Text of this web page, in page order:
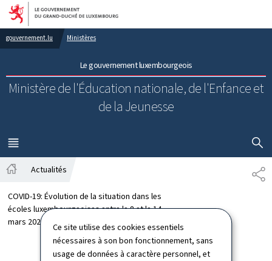
Ce site utilise des cookies essentiels
nécessaires à son bon fonctionnement, sans
usage de données à caractère personnel, et
Aller au menu principal
Aller au contenu
gouvernement.lu Ministères
Le gouvernement luxembourgeois
Ministère de l'Éducation nationale, de l'Enfance et
de la Jeunesse
MENU
PRINCIPAL
Actualités
COVID-19: Évolution de la situation dans les
écoles luxembourgeoises entre le 8 et le 14
mars 2021